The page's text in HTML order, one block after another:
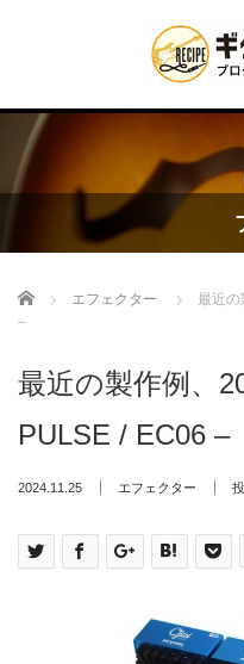
Home エフェクター
最近
–
最近の製作例、
PULSE / EC06 –
2024.11.25 エフェクター